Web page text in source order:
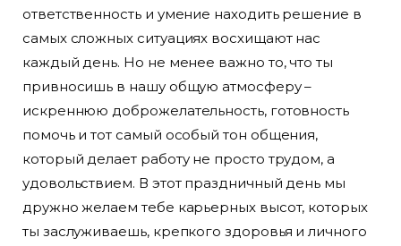
ответственность и умение находить решение в
самых сложных ситуациях восхищают нас
каждый день. Но не менее важно то, что ты
привносишь в нашу общую атмосферу –
искреннюю доброжелательность, готовность
помочь и тот самый особый тон общения,
который делает работу не просто трудом, а
удовольствием. В этот праздничный день мы
дружно желаем тебе карьерных высот, которых
ты заслуживаешь, крепкого здоровья и личного